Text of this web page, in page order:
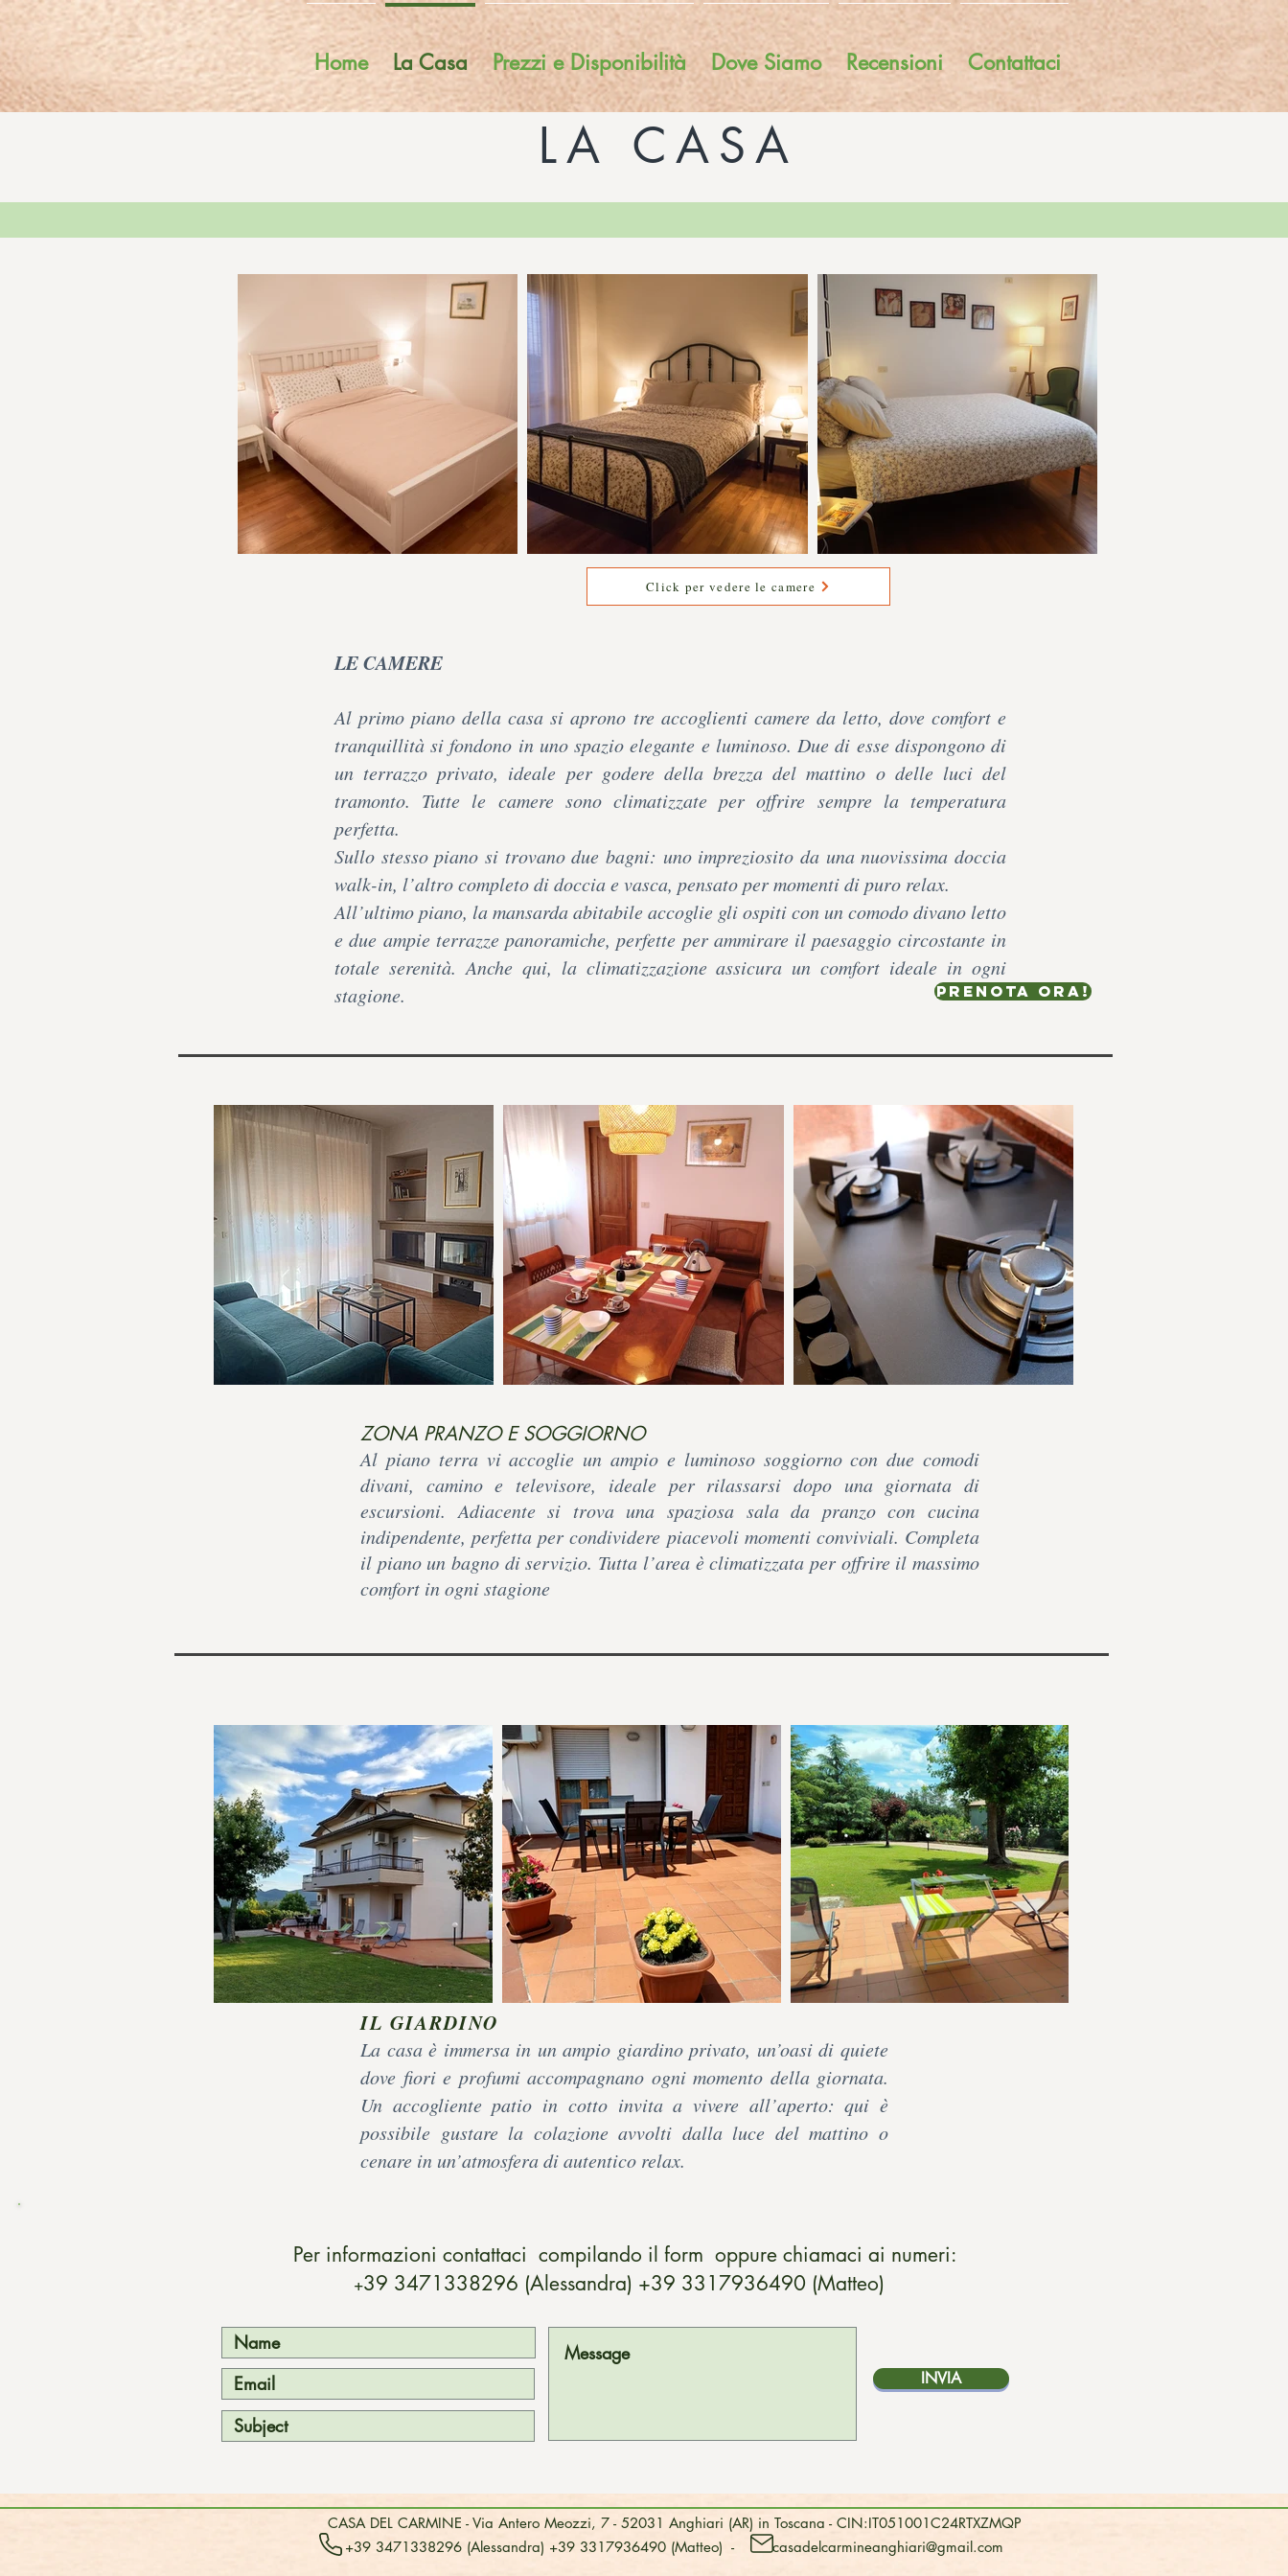
Home La Casa Prezzi e Disponibilità Dove Siamo Recensioni Contattaci
LA CASA
Click per vedere le camere
LE CAMERE
Al primo piano della casa si aprono tre accoglienti camere da letto, dove comfort e
tranquillità si fondono in uno spazio elegante e luminoso. Due di esse dispongono di
un terrazzo privato, ideale per godere della brezza del mattino o delle luci del
tramonto. Tutte le camere sono climatizzate per offrire sempre la temperatura
perfetta.
Sullo stesso piano si trovano due bagni: uno impreziosito da una nuovissima doccia
walk-in, l’altro completo di doccia e vasca, pensato per momenti di puro relax.
All’ultimo piano, la mansarda abitabile accoglie gli ospiti con un comodo divano letto
e due ampie terrazze panoramiche, perfette per ammirare il paesaggio circostante in
totale serenità. Anche qui, la climatizzazione assicura un comfort ideale in ogni
stagione.
Prenota ora!
ZONA PRANZO E SOGGIORNO
Al piano terra vi accoglie un ampio e luminoso soggiorno con due comodi
divani, camino e televisore, ideale per rilassarsi dopo una giornata di
escursioni. Adiacente si trova una spaziosa sala da pranzo con cucina
indipendente, perfetta per condividere piacevoli momenti conviviali. Completa
il piano un bagno di servizio. Tutta l’area è climatizzata per offrire il massimo
comfort in ogni stagione
IL GIARDINO
La casa è immersa in un ampio giardino privato, un’oasi di quiete
dove fiori e profumi accompagnano ogni momento della giornata.
Un accogliente patio in cotto invita a vivere all’aperto: qui è
possibile gustare la colazione avvolti dalla luce del mattino o
cenare in un’atmosfera di autentico relax.
Per informazioni contattaci compilando il form oppure chiamaci ai numeri:
+39 3471338296 (Alessandra) +39 3317936490 (Matteo)
INVIA
CASA DEL CARMINE - Via Antero Meozzi, 7 - 52031 Anghiari (AR) in Toscana - CIN:IT051001C24RTXZMQP
+39 3471338296 (Alessandra) +39 3317936490 (Matteo) -casadelcarmineanghiari@gmail.com